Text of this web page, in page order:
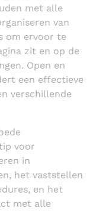
met alle
van
om ervoor te
zit en op de
Open en
een effectieve
verschillende
voor
in
het vaststellen
en het
met alle